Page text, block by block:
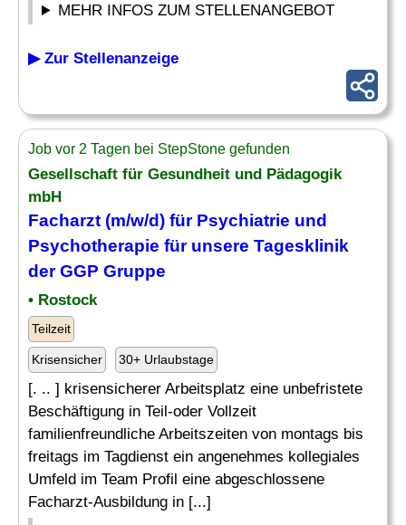
MEHR INFOS ZUM STELLENANGEBOT
▶ Zur Stellenanzeige
Job vor 2 Tagen bei StepStone gefunden
Gesellschaft für Gesundheit und Pädagogik
mbH
Facharzt (m/w/d) für Psychiatrie und
Psychotherapie für unsere Tagesklinik
der GGP Gruppe
• Rostock
Teilzeit
Krisensicher 30+ Urlaubstage
[. .. ] krisensicherer Arbeitsplatz eine unbefristete
Beschäftigung in Teil-oder Vollzeit
familienfreundliche Arbeitszeiten von montags bis
freitags im Tagdienst ein angenehmes kollegiales
Umfeld im Team Profil eine abgeschlossene
Facharzt-Ausbildung in [...]